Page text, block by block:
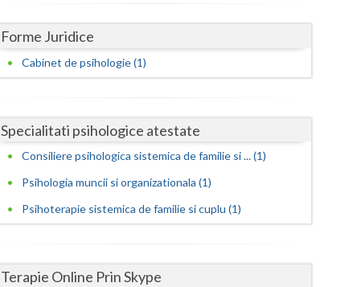
Giurgiu
Harghita
Ilfov
Forme Juridice
Cabinet de psihologie (1)
Specialitati psihologice atestate
Consiliere psihologica sistemica de familie si ... (1)
Psihologia muncii si organizationala (1)
Psihoterapie sistemica de familie si cuplu (1)
Terapie Online Prin Skype